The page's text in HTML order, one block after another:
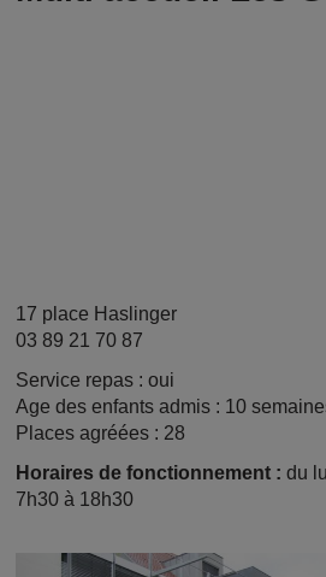
17 place Haslinger
03 89 21 70 87
Service repas : oui
Age des enfants admis : 10
Places agréées : 28
Horaires de fonctionnement : du
7h30 à 18h30
Image